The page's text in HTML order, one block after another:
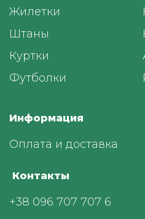
Жилетки
Штаны
Куртки
Футболки
Информация
Оплата и доставка
Контакты
+38 096 707 707 6